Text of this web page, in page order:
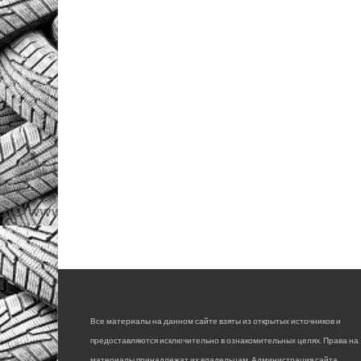
Все материалы на данном сайте взяты из открытых источников и
предоставляются исключительно в ознакомительных целях. Права на